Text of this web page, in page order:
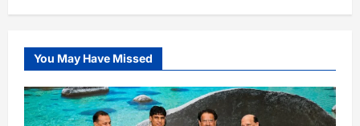
You May Have Missed